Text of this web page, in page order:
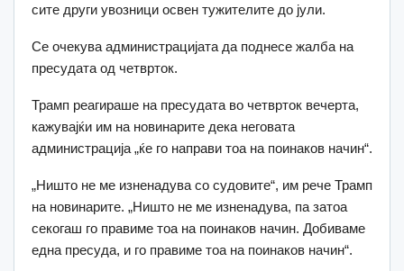
сите други увозници освен тужителите до јули.
Се очекува администрацијата да поднесе жалба на
пресудата од четврток.
Трамп реагираше на пресудата во четврток вечерта,
кажувајќи им на новинарите дека неговата
администрација „ќе го направи тоа на поинаков начин“.
„Ништо не ме изненадува со судовите“, им рече Трамп
на новинарите. „Ништо не ме изненадува, па затоа
секогаш го правиме тоа на поинаков начин. Добиваме
една пресуда, и го правиме тоа на поинаков начин“.